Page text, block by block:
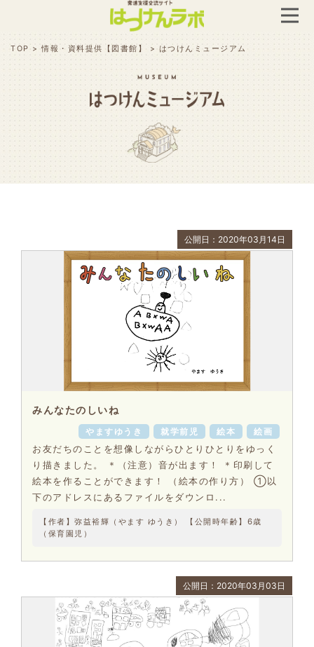
TOP >情報・資料提供【図書館】 > はつけんミュージアム
公開日：2020年03月14日
みんなたのしいね
やますゆうき 就学前児 絵本
絵画
お友だちのことを想像しながらひとりひとりをゆっく
り描きました。 ＊（注意）音が出ます！ ＊印刷して
絵本を作ることができます！ （絵本の作り方） ①以
下のアドレスにあるファイルをダウンロ...
【作者】弥益裕輝（やます ゆうき） 【公開時年齢】6歳
（保育園児）
公開日：2020年03月03日